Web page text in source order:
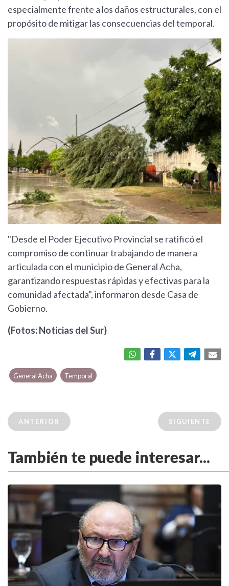
especialmente frente a los daños estructurales, con el
propósito de mitigar las consecuencias del temporal.
"Desde el Poder Ejecutivo Provincial se ratificó el
compromiso de continuar trabajando de manera
articulada con el municipio de General Acha,
garantizando respuestas rápidas y efectivas para la
comunidad afectada", informaron desde Casa de
Gobierno.
(Fotos: Noticias del Sur)
General Acha Temporal
ANTERIOR SIGUIENTE
También te puede interesar...